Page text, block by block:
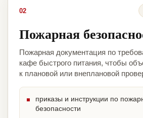
02
Пожарная
Пожарная документация по
кафе быстрого питания, чтобы
к плановой или внеплановой
приказы и инструкции по
безопасности